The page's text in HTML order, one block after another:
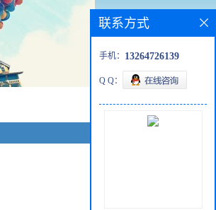
联系方式
手机： 13264726139
Q Q：